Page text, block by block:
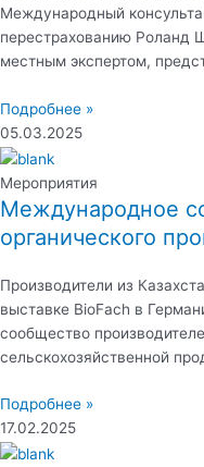
Международный
перестрахованию Роланд
местным экспертом,
Подробнее »
05.03.2025
Мероприятия
Международное
органического
Производители из
выставке BioFach в
сообщество
сельскохозяйственной
Подробнее »
17.02.2025